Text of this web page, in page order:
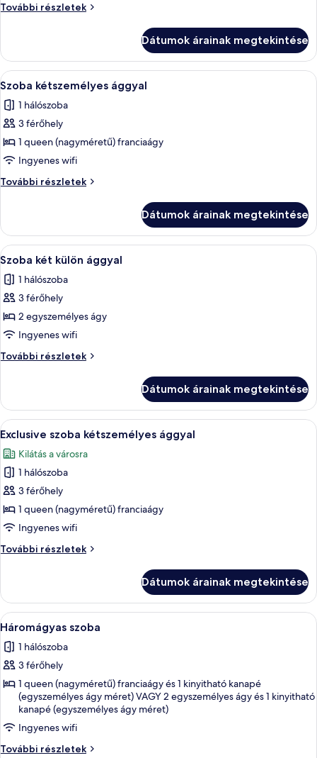
szoba
ággyal
További részletek
Basic
további
részletei
Dátumok árainak megtekintése
A
következő
szoba
összes
képének
megtekintése:
Szoba
kétszemélyes
Egy szállodai szoba, amelyben egy
8
Szoba kétszemélyes ággyal
1 hálószoba
3 férőhely
1 queen (nagyméretű) franciaágy
Ingyenes wifi
További részletek
Szoba
részletei
Dátumok árainak megtekintése
A
következő
szoba
összes
képének
megtekintése:
Szoba
két
ággyal
Egy szállodai szoba, amelyben
11
Szoba két külön ággyal
1 hálószoba
3 férőhely
2 egyszemélyes ágy
Ingyenes wifi
További részletek
Szoba
további
részletei
Dátumok árainak megtekintése
A
következő
szoba
összes
képének
megtekintése:
Exclusive
kétszemélyes
Egy szállodai szoba, amelyben
6
Exclusive szoba kétszemélyes ággyal
Kilátás a városra
1 hálószoba
3 férőhely
1 queen (nagyméretű) franciaágy
Ingyenes wifi
További részletek
Exclusive
további
részletei
Dátumok árainak megtekintése
A
következő
szoba
összes
képének
megtekintése:
Háromágyas
szoba
Egy szállodai szoba, amelyben egy
8
Háromágyas szoba
1 hálószoba
3 férőhely
1 queen (nagyméretű) franciaágy és 1 kinyitható kanapé
(egyszemélyes ágy méret) VAGY 2 egyszemélyes ágy és 1 kinyitható
kanapé (egyszemélyes ágy méret)
Ingyenes wifi
További részletek
Háromágyas